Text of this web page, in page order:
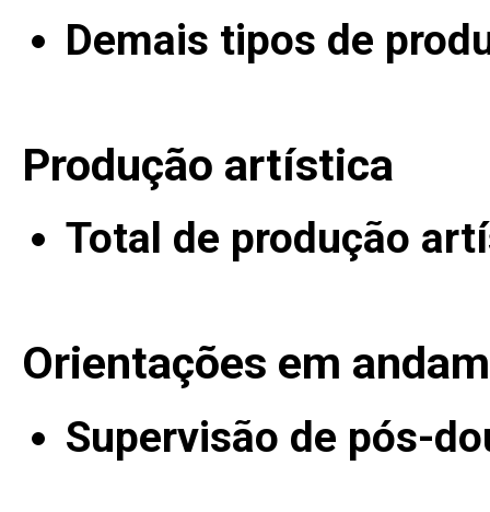
Demais tipos de
Produção artística
Total de produção
Orientações em
Supervisão de pós-